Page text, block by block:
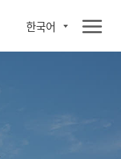
한국어